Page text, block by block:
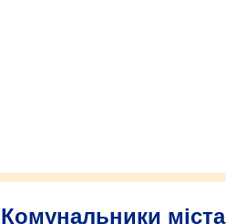
Комунальники міста